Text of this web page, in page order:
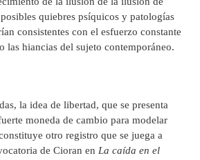
quiebres psíquicos y patologías
consistentes con el esfuerzo constante
las hiancias del sujeto contemporáneo.
la idea de libertad, que se presenta
moneda de cambio para modelar
otro registro que se juega a
de Cioran en La caída en el